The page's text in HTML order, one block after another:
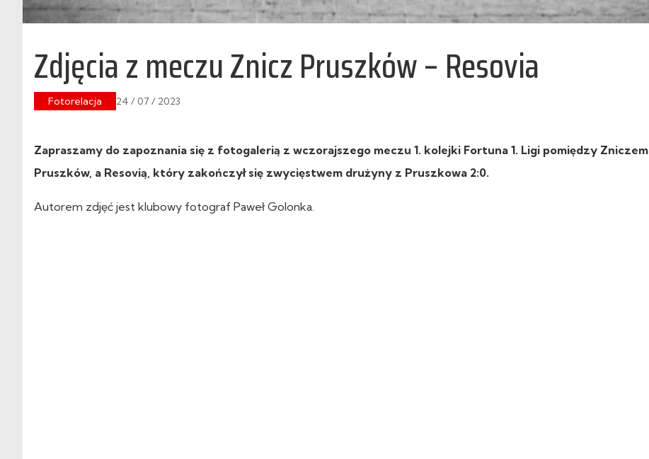
Zdjęcia z meczu Znicz Pruszków – Resovia
Fotorelacja 24 / 07 / 2023
Zapraszamy do zapoznania się z fotogalerią z wczorajszego meczu 1. kolejki Fortuna 1. Ligi pomiędzy Zniczem
Pruszków, a Resovią, który zakończył się zwycięstwem drużyny z Pruszkowa 2:0.
Autorem zdjęć jest klubowy fotograf Paweł Golonka.